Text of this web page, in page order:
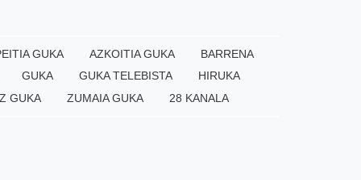
GUKA AZKOITIA GUKA
BARRENA
GUKA GUKA TELEBISTA
HIRUKA
GUKA ZUMAIA GUKA 28 KANALA